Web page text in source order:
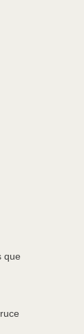
que